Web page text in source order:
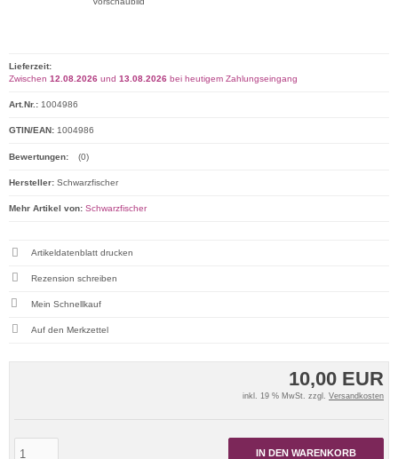
10,00 EUR
inkl. 19 % MwSt. zzgl. Versandkosten
IN DEN WARENKORB
Lieferzeit:
Zwischen 12.08.2026 und 13.08.2026 bei heutigem Zahlungseingang
Art.Nr.: 1004986
GTIN/EAN: 1004986
Bewertungen: (0)
Hersteller: Schwarzfischer
Mehr Artikel von: Schwarzfischer
Artikeldatenblatt drucken
Rezension schreiben
Mein Schnellkauf